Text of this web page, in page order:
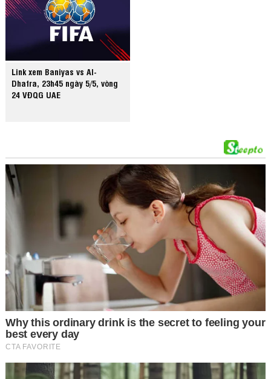
Link xem Baniyas vs Al-
Dhafra, 23h45 ngày 5/5, vòng
24 VĐQG UAE